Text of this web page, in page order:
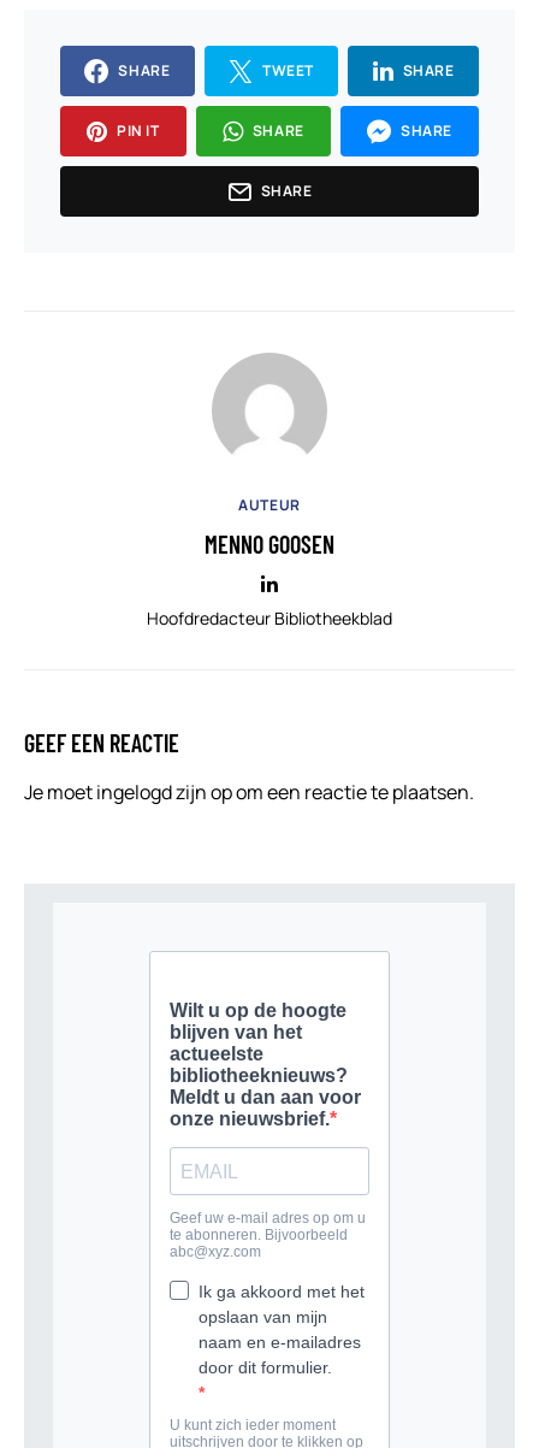
SHARE TWEET SHARE
PIN IT SHARE SHARE
SHARE
AUTEUR
MENNO GOOSEN
Hoofdredacteur Bibliotheekblad
GEEF EEN REACTIE
Je moetingelogd zijn opom een reactie te plaatsen.